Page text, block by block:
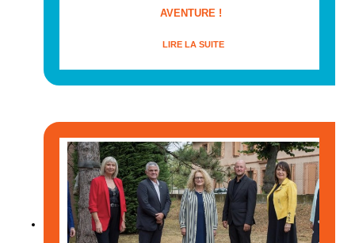
AVENTURE !
LIRE LA SUITE